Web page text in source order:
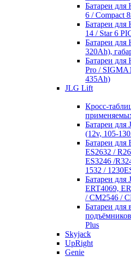
Батареи для
6 / Compact
Батареи для
14 / Star 6
Батареи для
320Ah),
Батареи для
Pro /
435Ah)
JLG Lift
Кросc-
Батареи для
(12v, 105-
Батареи для
ES2632 /
ES3246 /
1532 /
Батареи для
ERT4069,
/ CM2546 /
Батареи для
Plus
Skyjack
UpRight
Genie